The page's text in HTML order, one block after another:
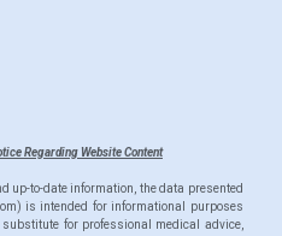
Regarding Website Content
up-to-date information, the data presented
is intended for informational purposes
for professional medical advice,